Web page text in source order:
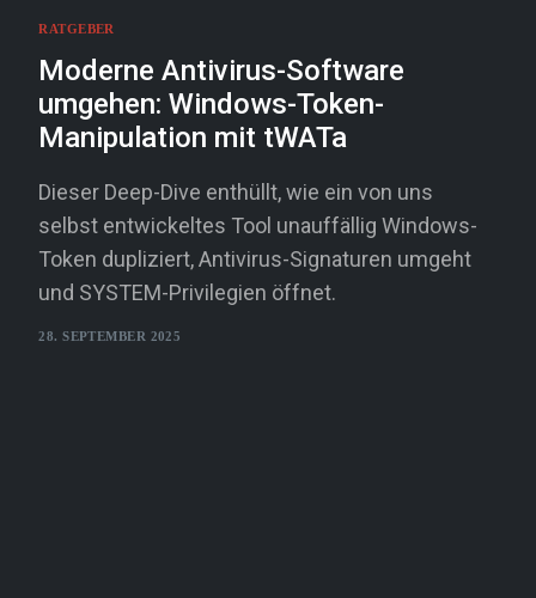
RATGEBER
Moderne Antivirus-Software
umgehen: Windows-Token-
Manipulation mit tWATa
Dieser Deep-Dive enthüllt, wie ein von uns
selbst entwickeltes Tool unauffällig Windows-
Token dupliziert, Antivirus-Signaturen umgeht
und SYSTEM-Privilegien öffnet.
28. SEPTEMBER 2025